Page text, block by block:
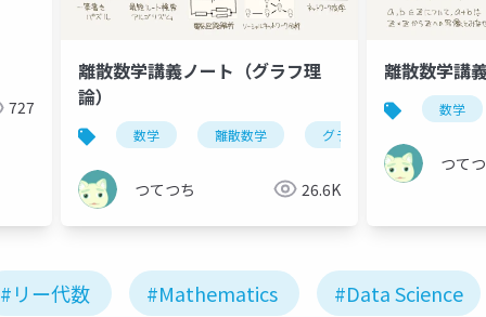
小数点
727
離散数学講義ノート（グラフ理
論）
数学 離散数学 グラフ理論
つてつち 26.6K
離散数学講
数学
つて
#リー代数 #Mathematics #Data Science